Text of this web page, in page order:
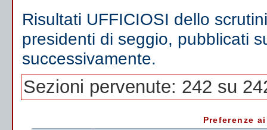
Risultati UFFICIOSI dello
presidenti di seggio, pubblicati
successivamente.
Sezioni pervenute: 242 su
Preferenze